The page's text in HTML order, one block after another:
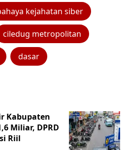
kejahatan siber
ciledug metropolitan
dasar
Kabupaten
Miliar, DPRD
Riil